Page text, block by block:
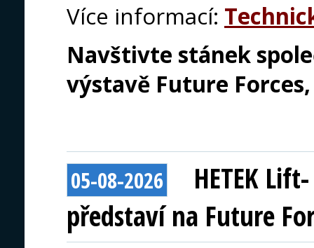
Více informací:
Navštivte stánek
výstavě Future Forces,
05-08-2026
HETEK
představí na Future